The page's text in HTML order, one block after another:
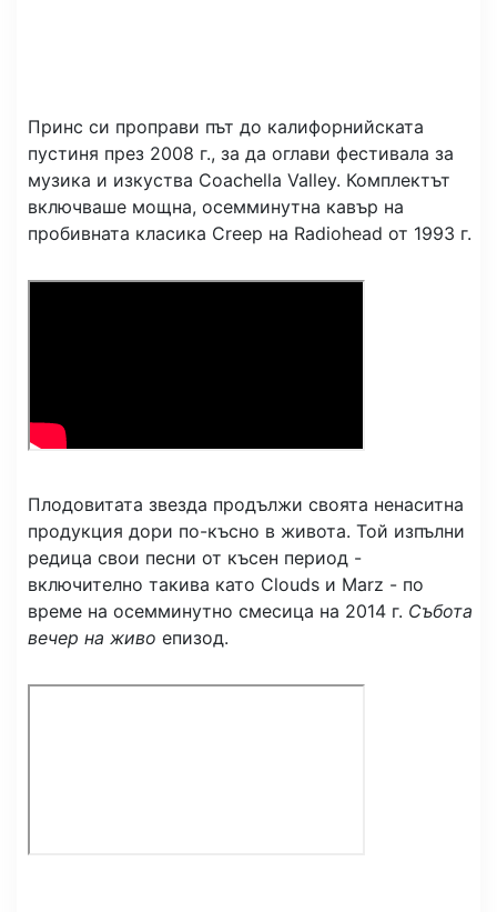
Принс си проправи път до калифорнийската
пустиня през 2008 г., за да оглави фестивала за
музика и изкуства Coachella Valley. Комплектът
включваше мощна, осемминутна кавър на
пробивната класика Creep на Radiohead от 1993 г.
Плодовитата звезда продължи своята ненаситна
продукция дори по-късно в живота. Той изпълни
редица свои песни от късен период -
включително такива като Clouds и Marz - по
време на осемминутно смесица на 2014 г. Събота
вечер на живо епизод.